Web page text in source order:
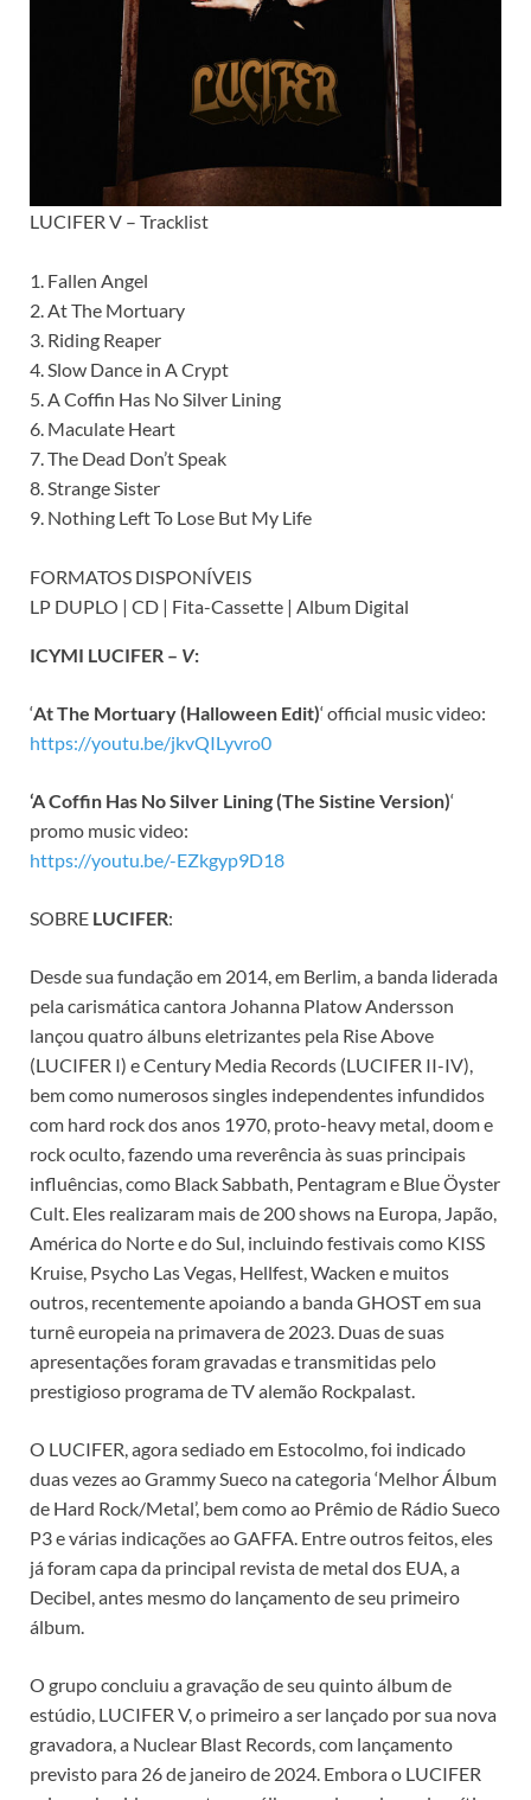
LUCIFER V – Tracklist
1. Fallen Angel
2. At The Mortuary
3. Riding Reaper
4. Slow Dance in A Crypt
5. A Coffin Has No Silver Lining
6. Maculate Heart
7. The Dead Don’t Speak
8. Strange Sister
9. Nothing Left To Lose But My Life
FORMATOS DISPONÍVEIS
LP DUPLO | CD | Fita-Cassette | Album Digital
ICYMI LUCIFER – V:
‘At The Mortuary (Halloween Edit)‘ official music video:
https://youtu.be/jkvQILyvro0
‘A Coffin Has No Silver Lining (The Sistine Version)‘
promo music video:
https://youtu.be/-EZkgyp9D18
SOBRE LUCIFER:
Desde sua fundação em 2014, em Berlim, a banda liderada
pela carismática cantora Johanna Platow Andersson
lançou quatro álbuns eletrizantes pela Rise Above
(LUCIFER I) e Century Media Records (LUCIFER II-IV),
bem como numerosos singles independentes infundidos
com hard rock dos anos 1970, proto-heavy metal, doom e
rock oculto, fazendo uma reverência às suas principais
influências, como Black Sabbath, Pentagram e Blue Öyster
Cult. Eles realizaram mais de 200 shows na Europa, Japão,
América do Norte e do Sul, incluindo festivais como KISS
Kruise, Psycho Las Vegas, Hellfest, Wacken e muitos
outros, recentemente apoiando a banda GHOST em sua
turnê europeia na primavera de 2023. Duas de suas
apresentações foram gravadas e transmitidas pelo
prestigioso programa de TV alemão Rockpalast.
O LUCIFER, agora sediado em Estocolmo, foi indicado
duas vezes ao Grammy Sueco na categoria ‘Melhor Álbum
de Hard Rock/Metal’, bem como ao Prêmio de Rádio Sueco
P3 e várias indicações ao GAFFA. Entre outros feitos, eles
já foram capa da principal revista de metal dos EUA, a
Decibel, antes mesmo do lançamento de seu primeiro
álbum.
O grupo concluiu a gravação de seu quinto álbum de
estúdio, LUCIFER V, o primeiro a ser lançado por sua nova
gravadora, a Nuclear Blast Records, com lançamento
previsto para 26 de janeiro de 2024. Embora o LUCIFER